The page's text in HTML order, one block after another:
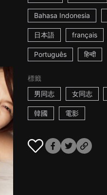
Bahasa Indonesia
日本語 français
Português हिन्दी
標籤
男同志
女同志
韓國 電影